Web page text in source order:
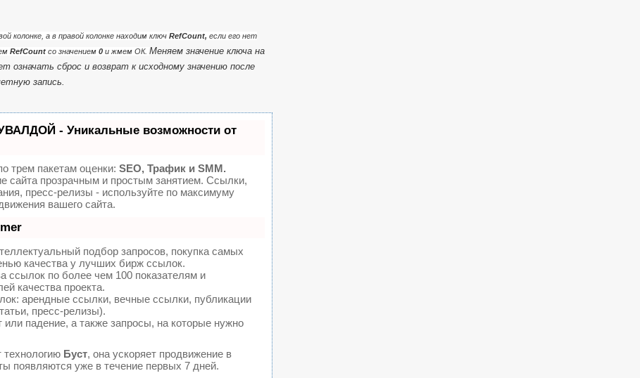
колонке, а в правой колонке находим ключ RefCount, если его нет
RefCount со значением 0 и жмем ОК. Меняем значение ключа на
означать сброс и возврат к исходному значению после
запись.
- Уникальные возможности от
трем пакетам оценки: SEO, Трафик и SMM.
сайта прозрачным и простым занятием. Ссылки,
пресс-релизы - используйте по максимуму
вашего сайта.
подбор запросов, покупка самых
качества у лучших бирж ссылок.
ссылок по более чем 100 показателям и
качества проекта.
арендные ссылки, вечные ссылки, публикации
пресс-релизы).
падение, а также запросы, на которые нужно
Буст, она ускоряет продвижение в
появляются уже в течение первых 7 дней.